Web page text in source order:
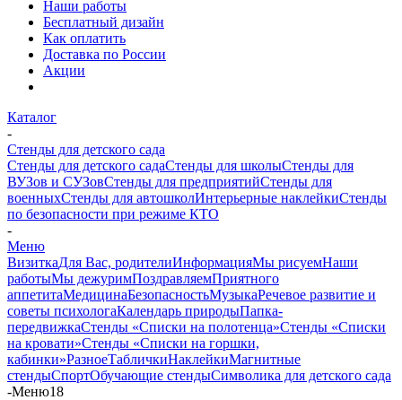
Наши работы
Бесплатный дизайн
Как оплатить
Доставка по России
Акции
Каталог
-
Стенды для детского сада
Стенды для детского садаСтенды для школыСтенды для
ВУЗов и СУЗовСтенды для предприятийСтенды для
военныхСтенды для автошколИнтерьерные наклейкиСтенды
по безопасности при режиме КТО
-
Меню
ВизиткаДля Вас, родителиИнформацияМы рисуемНаши
работыМы дежуримПоздравляемПриятного
аппетитаМедицинаБезопасностьМузыкаРечевое развитие и
советы психологаКалендарь природыПапка-
передвижкаСтенды «Списки на полотенца»Стенды «Списки
на кровати»Стенды «Списки на горшки,
кабинки»РазноеТабличкиНаклейкиМагнитные
стендыСпортОбучающие стендыСимволика для детского сада
-Меню18